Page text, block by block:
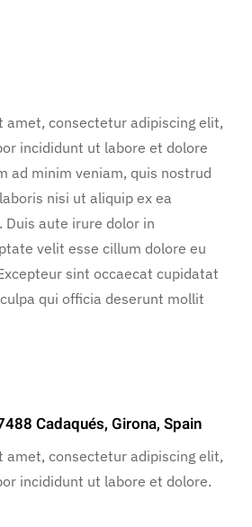
amet, consectetur adipiscing elit,
incididunt ut labore et dolore
ad minim veniam, quis nostrud
nisi ut aliquip ex ea
Duis aute irure dolor in
velit esse cillum dolore eu
sint occaecat cupidatat
qui officia deserunt mollit
Cadaqués, Girona, Spain
amet, consectetur adipiscing elit,
incididunt ut labore et dolore.